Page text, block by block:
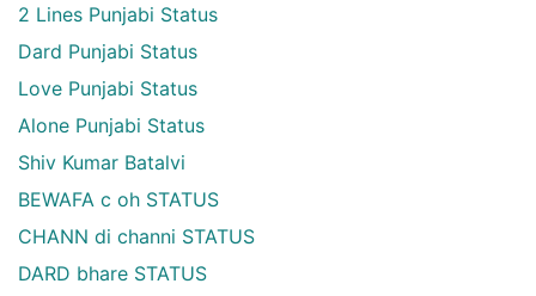
2 Lines Punjabi Status
Dard Punjabi Status
Love Punjabi Status
Alone Punjabi Status
Shiv Kumar Batalvi
BEWAFA c oh STATUS
CHANN di channi STATUS
DARD bhare STATUS